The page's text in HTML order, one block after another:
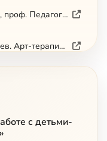
4-1. Стребелева Е.А., д.п.н., проф. Педагогическая помощь семье, воспитывающей ребенка с нарушением интеллекта (ИКП 2009-02-10)
4-2. Свящ. Петр Коломейцев. Арт-терапия детей-инвалидов в театрально-художественной студии ДЭЦ Живая нить (ИКП 2009-02-10)
с детьми-